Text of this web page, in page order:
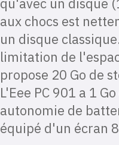
aux chocs est
un disque
limitation de
propose 20 Go de
L'Eee PC 901 a 1
autonomie de
équipé d'un écran